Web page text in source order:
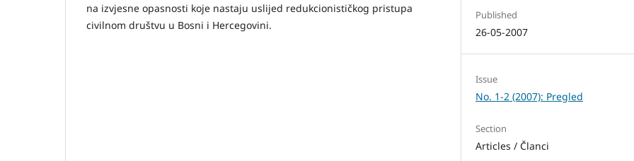
na izvjesne opasnosti koje nastaju uslijed redukcionističkog pristupa
civilnom društvu u Bosni i Hercegovini.
Published
26-05-2007
Issue
No. 1-2 (2007): Pregled
Section
Articles / Članci